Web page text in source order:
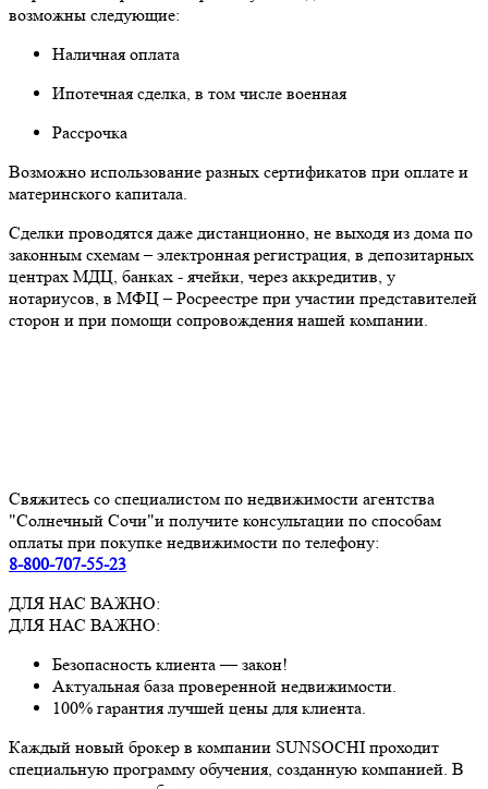
возможны следующие:
Наличная оплата
Ипотечная сделка, в том числе военная
Рассрочка
Возможно использование разных сертификатов при оплате и
материнского капитала.
Сделки проводятся даже дистанционно, не выходя из дома по
законным схемам – электронная регистрация, в депозитарных
центрах МДЦ, банках - ячейки, через аккредитив, у
нотариусов, в МФЦ – Росреестре при участии представителей
сторон и при помощи сопровождения нашей компании.
Свяжитесь со специалистом по недвижимости агентства
"Солнечный Сочи"и получите консультации по способам
оплаты при покупке недвижимости по телефону:
8-800-707-55-23
ДЛЯ НАС ВАЖНО:
ДЛЯ НАС ВАЖНО:
Безопасность клиента — закон!
Актуальная база проверенной недвижимости.
100% гарантия лучшей цены для клиента.
Каждый новый брокер в компании SUNSOCHI проходит
специальную программу обучения, созданную компанией. В